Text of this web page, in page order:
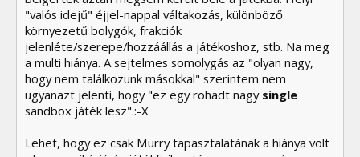
"valós idejű" éjjel-nappal váltakozás, különböző
környezetű bolygók, frakciók
jelenléte/szerepe/hozzáállás a játékoshoz, stb. Na meg
a multi hiánya. A sejtelmes somolygás az "olyan nagy,
hogy nem találkozunk másokkal" szerintem nem
ugyanazt jelenti, hogy "ez egy rohadt nagy single
sandbox játék lesz".:-X
Lehet, hogy ez csak Murry tapasztalatának a hiánya volt